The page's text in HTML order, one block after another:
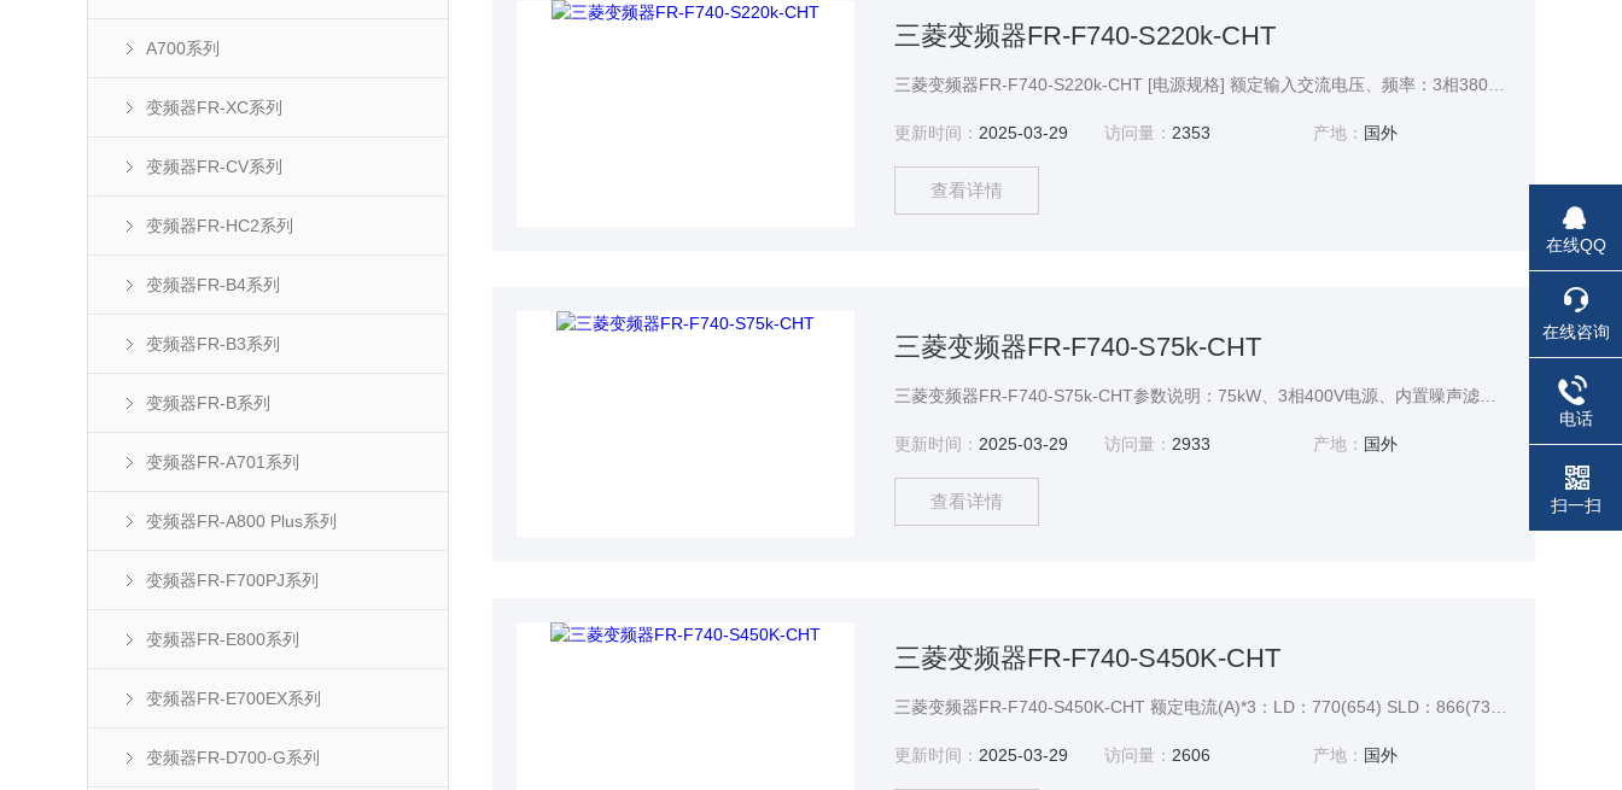
A700系列
变频器FR-XC系列
变频器FR-CV系列
变频器FR-HC2系列
变频器FR-B4系列
变频器FR-B3系列
变频器FR-B系列
变频器FR-A701系列
变频器FR-A800 Plus系列
变频器FR-F700PJ系列
变频器FR-E800系列
变频器FR-E700EX系列
变频器FR-D700-G系列
三菱变频器FR-F740-S220k-CHT
更新时间： 2025-03-29 访问量： 2353 产地： 国外
查看详情
三菱变频器FR-F740-S75k-CHT
更新时间： 2025-03-29 访问量： 2933 产地： 国外
查看详情
三菱变频器FR-F740-S450K-CHT
更新时间： 2025-03-29 访问量： 2606 产地： 国外
在线QQ
在线咨询
电话
扫一扫